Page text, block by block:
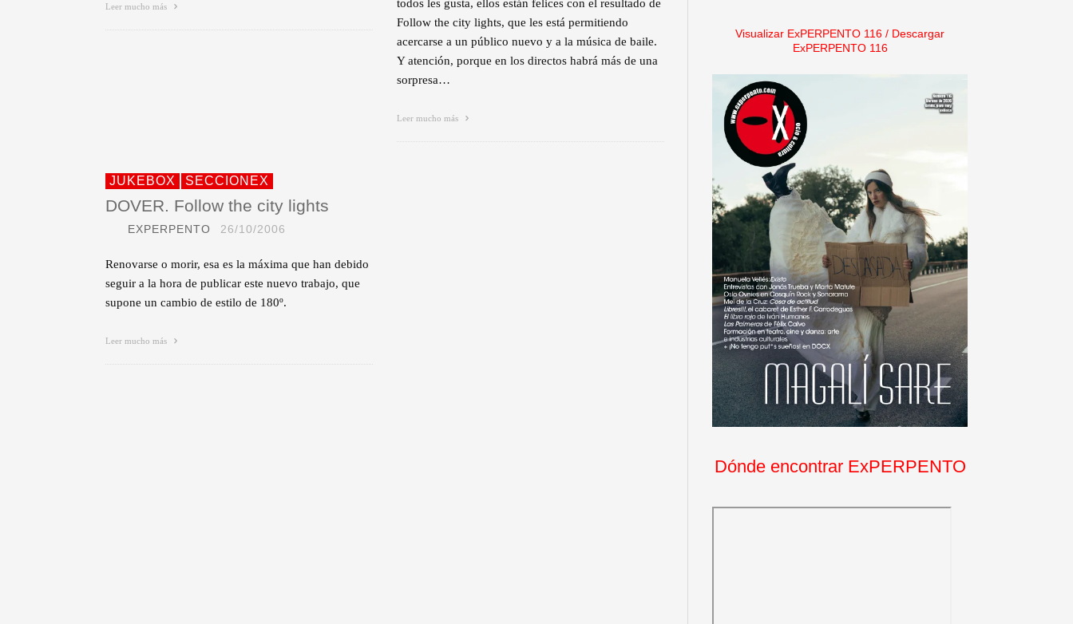
Leer mucho más
todos les gusta, ellos están felices con el resultado de
Follow the city lights, que les está permitiendo
acercarse a un público nuevo y a la música de baile.
Y atención, porque en los directos habrá más de una
sorpresa…
Leer mucho más
JUKEBOX SECCIONEX
DOVER. Follow the city lights
EXPERPENTO 26/10/2006
Renovarse o morir, esa es la máxima que han debido
seguir a la hora de publicar este nuevo trabajo, que
supone un cambio de estilo de 180º.
Leer mucho más
Visualizar ExPERPENTO 116 / Descargar
ExPERPENTO 116
Dónde encontrar ExPERPENTO